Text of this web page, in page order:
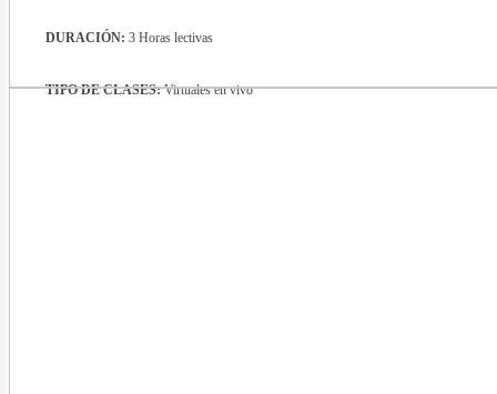
TIPO DE CLASES:Virtuales en vivo
DURACIÓN: 3 Horas lectivas